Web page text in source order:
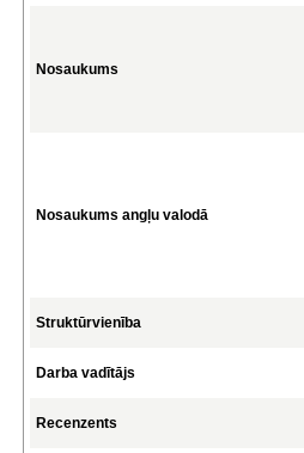
Nosaukums
Nosaukums angļu valodā
Struktūrvienība
Darba vadītājs
Recenzents